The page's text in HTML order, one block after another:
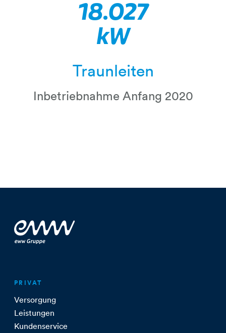
19.200
kW
Traunleiten
Inbetriebnahme Anfang 2020
PRIVAT
Versorgung
Leistungen
Kundenservice